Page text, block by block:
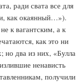
ради свата все для
как окаянный…»).
к вагантским, а к
как это ни
но два из них, «Булла
ненависть
получили